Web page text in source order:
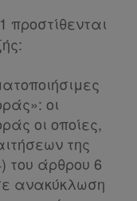
προστίθενται
οι
οι οποίες,
της
του άρθρου 6
ανακύκλωση